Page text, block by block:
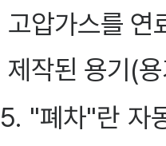
고압가스를 연
제작된 용기(
5. "폐차"란 자